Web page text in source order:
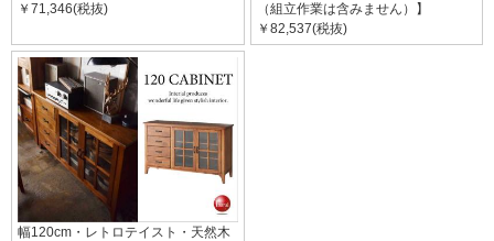
￥71,346(税抜)
（組立作業は含みません）】
￥82,537(税抜)
幅120cm・レトロテイスト・天然木